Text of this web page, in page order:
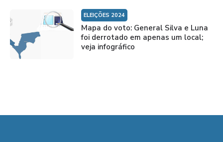
ELEIÇÕES 2024
Mapa do voto: General Silva e Luna
foi derrotado em apenas um local;
veja infográfico